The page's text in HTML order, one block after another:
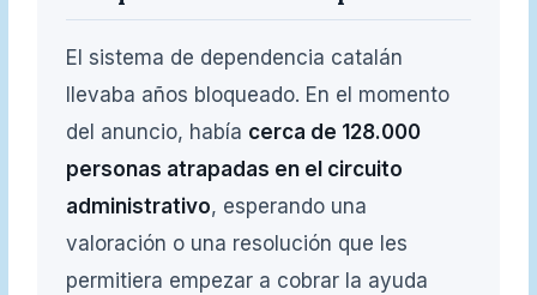
El sistema de dependencia catalán
llevaba años bloqueado. En el momento
del anuncio, había cerca de 128.000
personas atrapadas en el circuito
administrativo, esperando una
valoración o una resolución que les
permitiera empezar a cobrar la ayuda